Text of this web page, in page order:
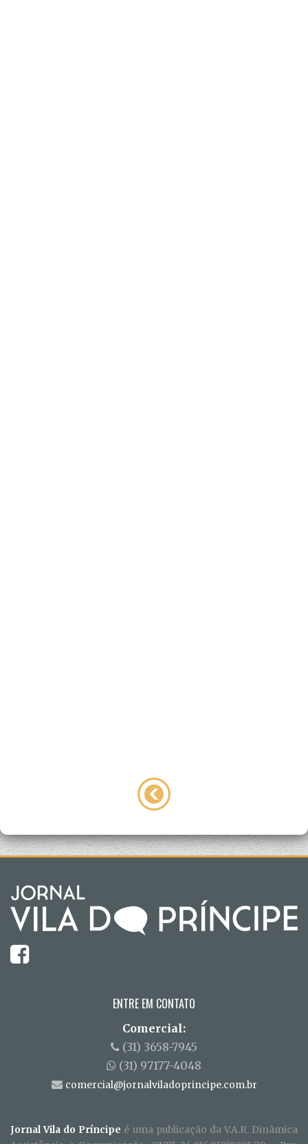
ENTRE EM CONTATO
Comercial:
(31) 3658-7945
(31) 97177-4048
comercial@jornalviladoprincipe.com.br
Jornal Vila do Príncipe é uma publicação da V.A.R. Dinãmica